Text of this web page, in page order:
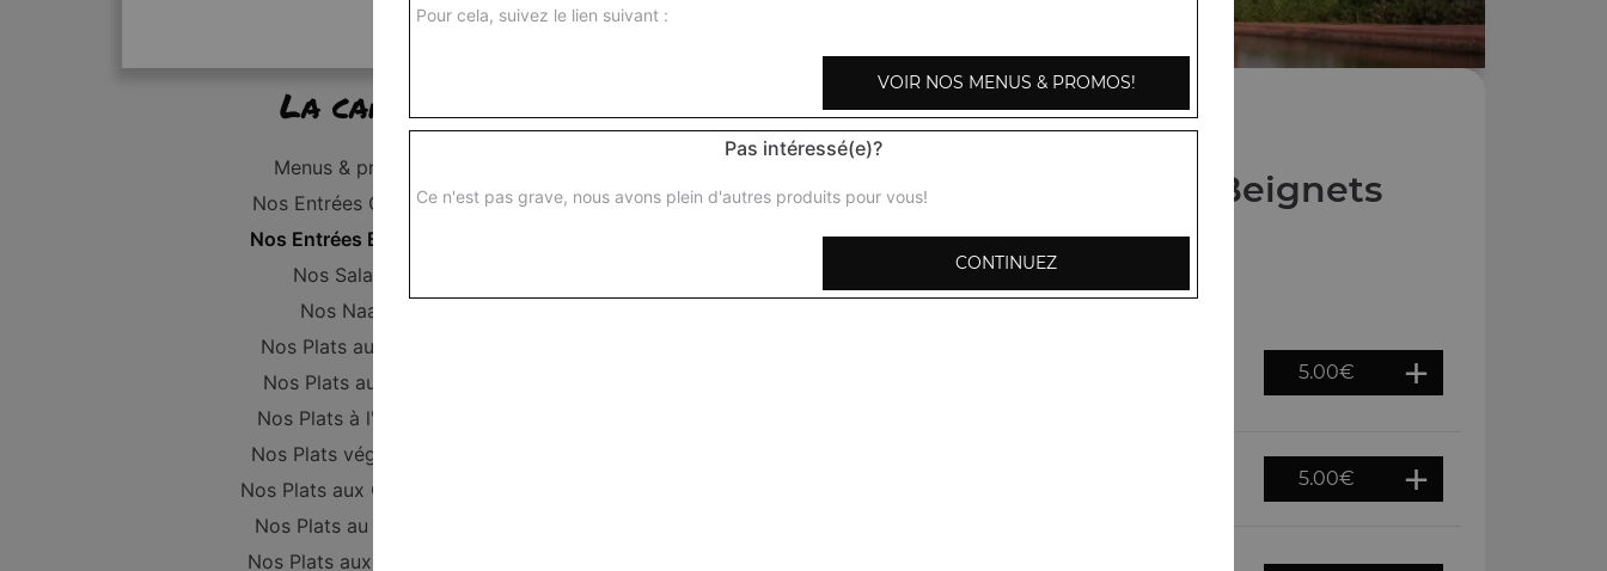
La carte
Menus & promos
Nos Entrées Grillades
Nos Entrées Beignets
Nos Salades
Nos Naans
Nos Plats au Poulet
Nos Plats au Boeuf
Nos Plats à l'Agneau
Nos Plats végétariens
Nos Plats aux Crevettes
Nos Plats au Poisson
Nos Plats aux Gambas
Nos Entrées Beignets
5.00€
5.00€
Pour cela, suivez le lien suivant :
VOIR NOS MENUS & PROMOS!
Pas intéressé(e)?
Ce n'est pas grave, nous avons plein d'autres produits pour vous!
CONTINUEZ